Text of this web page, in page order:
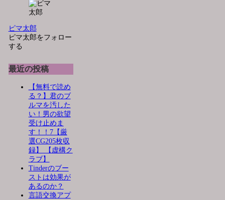
ピマ太郎
ピマ太郎をフォロー
する
最近の投稿
【無料で読め
る？】君のブ
ルマを汚した
い！男の欲望
受け止めま
す！！7【厳
選CG205枚収
録】 【虚構ク
ラブ】
Tinderのブー
ストは効果が
あるのか？
言語交換アプ